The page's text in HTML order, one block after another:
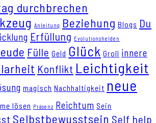
durchbrechen
Anleitung Beziehung Blogs Du
Erfüllung Evolutionshelden
Fülle Geld Glück Groll innere
Konflikt Leichtigkeit
magisch Nachhaltigkeit neue
lösen Präsenz Reichtum Sein
Selbstbewusstsein Self help